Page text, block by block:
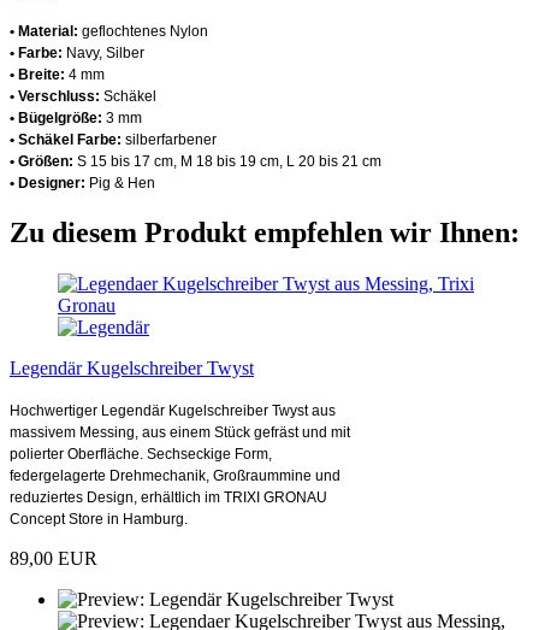
• Material: geflochtenes Nylon
• Farbe: Navy, Silber
• Breite: 4 mm
• Verschluss: Schäkel
• Bügelgröße: 3 mm
• Schäkel Farbe: silberfarbener
• Größen: S 15 bis 17 cm, M 18 bis 19 cm, L 20 bis 21 cm
• Designer: Pig & Hen
Zu diesem Produkt empfehlen wir Ihnen:
Legendär Kugelschreiber Twyst
Hochwertiger Legendär Kugelschreiber Twyst aus
massivem Messing, aus einem Stück gefräst und mit
polierter Oberfläche. Sechseckige Form,
federgelagerte Drehmechanik, Großraummine und
reduziertes Design, erhältlich im TRIXI GRONAU
Concept Store in Hamburg.
89,00 EUR